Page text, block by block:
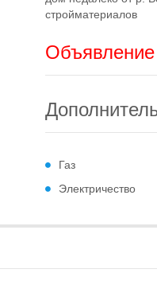
стройматериалов
Объявление
Газ
Электричество